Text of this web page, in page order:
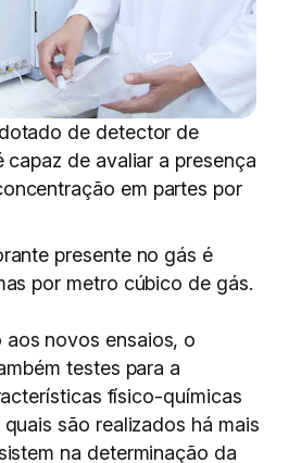
de detector de
capaz de avaliar a presença
em partes por
presente no gás é
por metro cúbico de gás.
aos novos ensaios, o
testes para a
físico-químicas
são realizados há mais
na determinação da